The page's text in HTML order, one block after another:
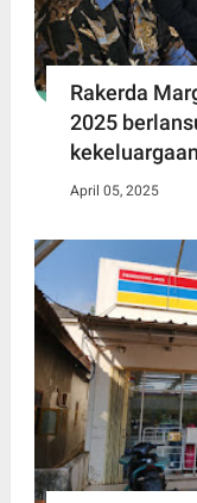
Rakerda
2025
kekeluargaan
April 05, 2025